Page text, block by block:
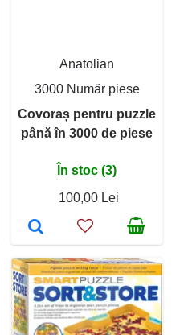
Anatolian
3000 Număr piese
Covoraș pentru puzzle
până în 3000 de piese
În stoc (3)
100,00 Lei